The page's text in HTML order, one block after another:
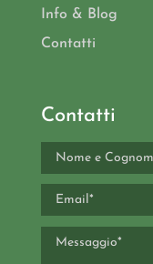
Info & Blog
Contatti
Contatti